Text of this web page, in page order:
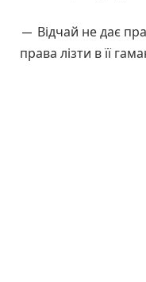
— Відчай не дає
права лізти в її